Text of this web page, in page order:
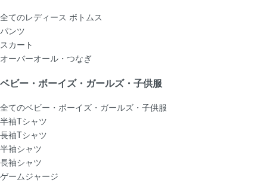
全てのレディース ボトムス
パンツ
スカート
オーバーオール・つなぎ
ベビー・ボーイズ・ガールズ・子供服
全てのベビー・ボーイズ・ガールズ・子供服
半袖Tシャツ
長袖Tシャツ
半袖シャツ
長袖シャツ
ゲームジャージ